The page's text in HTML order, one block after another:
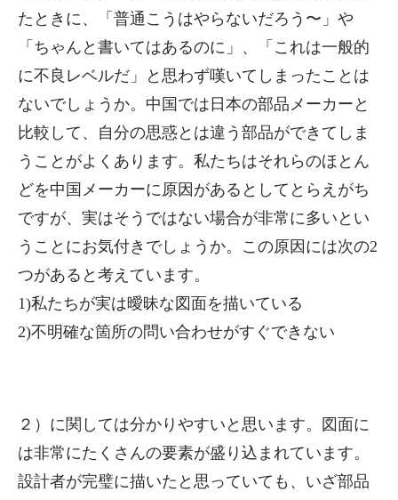
たときに、「普通こうはやらないだろう〜」や
「ちゃんと書いてはあるのに」、「これは一般的
に不良レベルだ」と思わず嘆いてしまったことは
ないでしょうか。中国では日本の部品メーカーと
比較して、自分の思惑とは違う部品ができてしま
うことがよくあります。私たちはそれらのほとん
どを中国メーカーに原因があるとしてとらえがち
ですが、実はそうではない場合が非常に多いとい
うことにお気付きでしょうか。この原因には次の2
つがあると考えています。
1)私たちが実は曖昧な図面を描いている
2)不明確な箇所の問い合わせがすぐできない
２）に関しては分かりやすいと思います。図面に
は非常にたくさんの要素が盛り込まれています。
設計者が完璧に描いたと思っていても、いざ部品